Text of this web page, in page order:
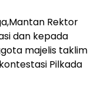
Rektor
dan kepada
majelis taklim
Pilkada